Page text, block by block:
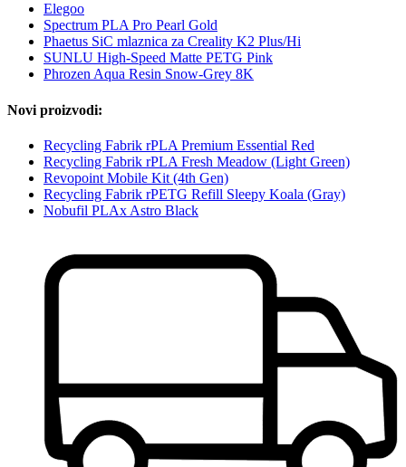
Elegoo
Spectrum PLA Pro Pearl Gold
Phaetus SiC mlaznica za Creality K2 Plus/Hi
SUNLU High-Speed Matte PETG Pink
Phrozen Aqua Resin Snow-Grey 8K
Novi proizvodi:
Recycling Fabrik rPLA Premium Essential Red
Recycling Fabrik rPLA Fresh Meadow (Light Green)
Revopoint Mobile Kit (4th Gen)
Recycling Fabrik rPETG Refill Sleepy Koala (Gray)
Nobufil PLAx Astro Black